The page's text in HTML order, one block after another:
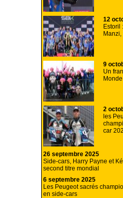
12
Estoril
9
Un
2
les
car
26 septembre 2025
Side-cars, Harry Payne et
second titre mondial
6 septembre 2025
Les Peugeot sacrés
en side-cars